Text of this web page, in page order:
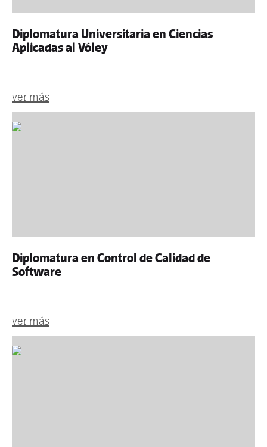
Diplomatura Universitaria en Ciencias
Aplicadas al Vóley
ver más
Diplomatura en Control de Calidad de
Software
ver más